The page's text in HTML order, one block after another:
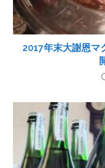
2017年末大謝恩マ